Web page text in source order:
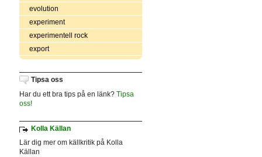
evolution
experiment
experimentell rock
export
Tipsa oss
Har du ett bra tips på en länk? Tipsa
oss!
Kolla Källan
Lär dig mer om källkritik på Kolla
Källan